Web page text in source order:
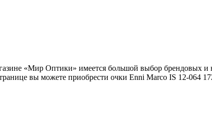
«Мир Оптики» имеется большой выбор брендовых и
вы можете приобрести очки Enni Marco IS 12-064